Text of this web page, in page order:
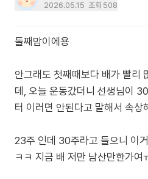
2026.05.15 조회 508
둘째맘이에용
안그래도 첫째때보다 배가 빨리
데, 오늘 운동갔더니 선생님이
터 이러면 안된다고 말해서 속상
23주 인데 30주라고 들으니 이
ㅋㅋ 지금 배 저만 남산만한가여